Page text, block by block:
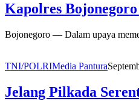
Kapolres
Bojonegoro — Dalam upaya
TNI/POLRIMedia Pantura
Jelang Pilkada